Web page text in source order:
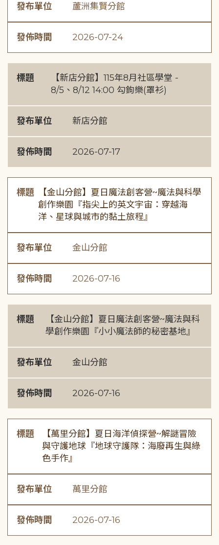
發布單位 蘆洲集賢分館
發佈時間 2026-07-24
標題
【新店分館】115年8月社區學堂 -
8/5、8/12 14:00 勾鉤樂(罩衫)
發布單位 新店分館
發佈時間 2026-07-17
標題
【金山分館】夏日魔法創客營~魔法與科學
創作樂園『指尖上的英文宇宙：穿越海
洋、星球與城市的黏土旅程』
發布單位 金山分館
發佈時間 2026-07-16
標題
【金山分館】夏日魔法創客營~魔法與科
學創作樂園『小小魔法師的秘密基地』
發布單位 金山分館
發佈時間 2026-07-16
標題
【萬里分館】夏日海洋偵探營~解謎冒險
與守護地球『地球守護隊：海廢再生與綠
色手作』
發布單位 萬里分館
發佈時間 2026-07-16